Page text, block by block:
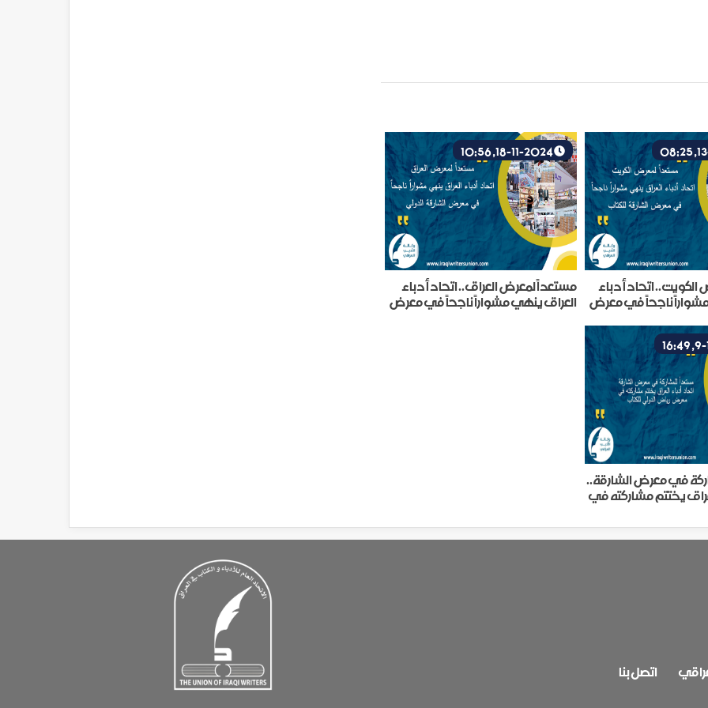
اتحاد أدباء
ناجحاً في معرض
18-11-2024, 10:56
مستعداً لمعرض العراق.. اتحاد أدباء
العراق ينهي مشواراً ناجحاً في معرض
في معرض الشارقة..
يختتم مشاركته في
اتصل بنا